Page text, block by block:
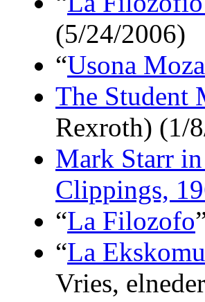
(5/24/2006)
“Usona
The Student
Rexroth) (1/
Mark Starr
Clippings,
“La Filozofo
“La
Vries,